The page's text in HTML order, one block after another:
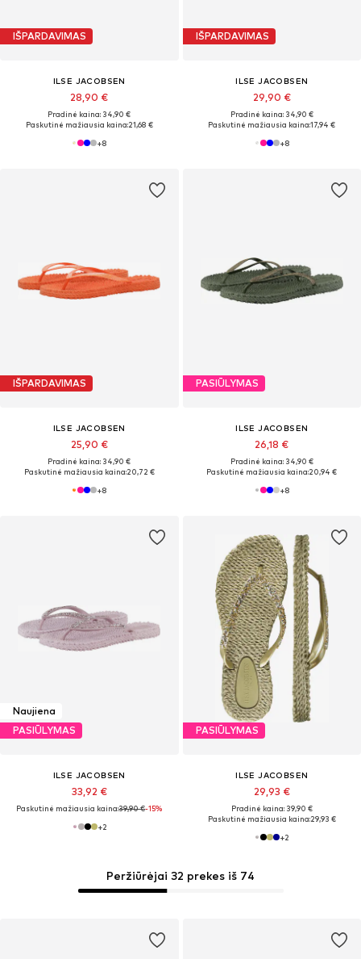
IŠPARDAVIMAS
ILSE JACOBSEN
28,90 €
Pradinė kaina: 34,90 €
Paskutinė mažiausia kaina:21,68 €
+8
IŠPARDAVIMAS
ILSE JACOBSEN
29,90 €
Pradinė kaina: 34,90 €
Paskutinė mažiausia kaina:17,94 €
+8
Peržiūrėjai 32 prekes iš 74
IŠPARDAVIMAS
ILSE JACOBSEN
25,90 €
Pradinė kaina: 34,90 €
Paskutinė mažiausia kaina:20,72 €
+8
PASIŪLYMAS
ILSE JACOBSEN
26,18 €
Pradinė kaina: 34,90 €
Paskutinė mažiausia kaina:20,94 €
+8
Naujiena
PASIŪLYMAS
ILSE JACOBSEN
33,92 €
Paskutinė mažiausia kaina:39,90 €-15%
+2
PASIŪLYMAS
ILSE JACOBSEN
29,93 €
Pradinė kaina: 39,90 €
Paskutinė mažiausia kaina:29,93 €
+2